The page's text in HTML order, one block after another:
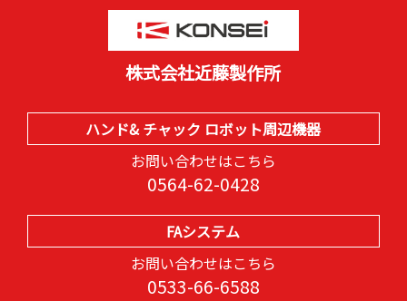
株式会社近藤製作所
ハンド& チャック ロボット周辺機器
お問い合わせはこちら
0564-62-0428
FAシステム
お問い合わせはこちら
0533-66-6588